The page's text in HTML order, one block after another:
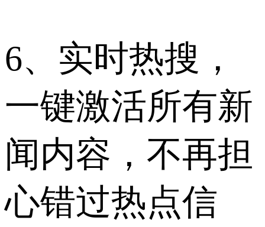
6、实时热搜，
一键激活所有新
闻内容，不再担
心错过热点信